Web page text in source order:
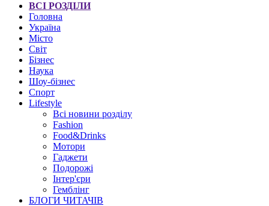
ВСІ РОЗДІЛИ
Головна
Україна
Місто
Світ
Бізнес
Наука
Шоу-бізнес
Спорт
Lifestyle
Всі новини розділу
Fashion
Food&Drinks
Мотори
Гаджети
Подорожі
Інтер'єри
Гемблінг
БЛОГИ ЧИТАЧІВ